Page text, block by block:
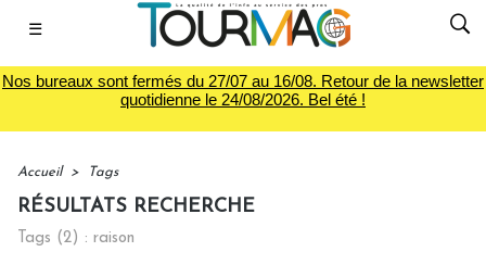
☰
Nos bureaux sont fermés du 27/07 au 16/08. Retour de la newsletter
quotidienne le 24/08/2026. Bel été !
Accueil > Tags
RÉSULTATS RECHERCHE
Tags (2) : raison